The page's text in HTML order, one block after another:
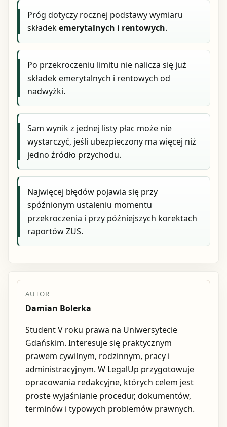
Próg dotyczy rocznej podstawy wymiaru
składekemerytalnych i rentowych.
Po przekroczeniu limitu nie nalicza się już
składek emerytalnych i rentowych od
nadwyżki.
Sam wynik z jednej listy płac może nie
wystarczyć, jeśli ubezpieczony ma więcej niż
jedno źródło przychodu.
Najwięcej błędów pojawia się przy
spóźnionym ustaleniu momentu
przekroczenia i przy późniejszych korektach
raportów ZUS.
AUTOR
Damian Bolerka
Student V roku prawa na Uniwersytecie
Gdańskim. Interesuje się praktycznym
prawem cywilnym, rodzinnym, pracy i
administracyjnym. W LegalUp przygotowuje
opracowania redakcyjne, których celem jest
proste wyjaśnianie procedur, dokumentów,
terminów i typowych problemów prawnych.